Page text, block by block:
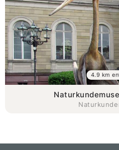
4.9 km